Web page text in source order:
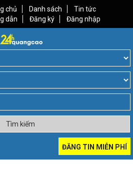
chủ Danh sách
Tin tức
dẫn Đăng ký Đăng nhập
Tìm kiếm
ĐĂNG TIN MIỄN PHÍ